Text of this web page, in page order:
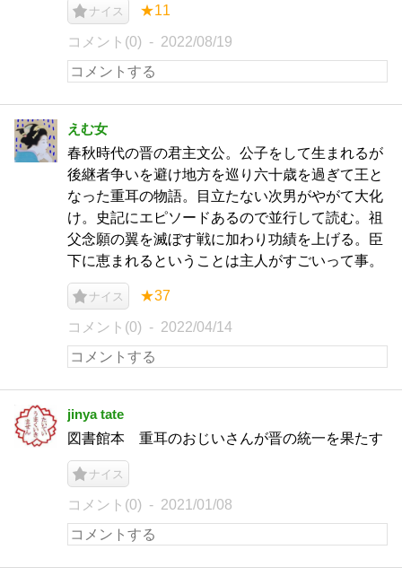
ナイス ★11
コメント(0) 2022/08/19
えむ女
春秋時代の晋の君主文公。公子をして生まれるが
後継者争いを避け地方を巡り六十歳を過ぎて王と
なった重耳の物語。目立たない次男がやがて大化
け。史記にエピソードあるので並行して読む。祖
父念願の翼を滅ぼす戦に加わり功績を上げる。臣
下に恵まれるということは主人がすごいって事。
ナイス ★37
コメント(0) 2022/04/14
jinya tate
図書館本 重耳のおじいさんが晋の統一を果たす
ナイス
コメント(0) 2021/01/08